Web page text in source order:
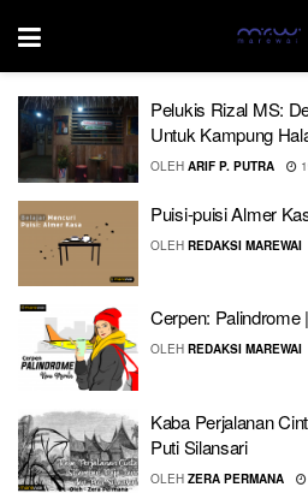
Pelukis Rizal MS:
Untuk Kampung
OLEH ARIF P. PUTRA
Puisi-puisi Almer
OLEH REDAKSI MAREWAI
Cerpen: Palindrome
OLEH REDAKSI MAREWAI
Kaba Perjalanan
Puti Silansari
OLEH ZERA PERMANA